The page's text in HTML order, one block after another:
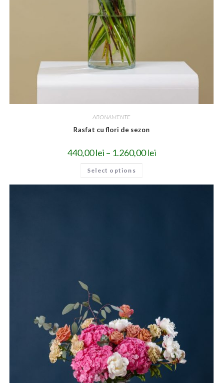
ABONAMENTE
Rasfat cu flori de sezon
440,00lei – 1.260,00lei
Select options